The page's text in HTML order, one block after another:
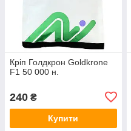
Кріп Голдкрон Goldkrone
F1 50 000 н.
240 ₴
Купити